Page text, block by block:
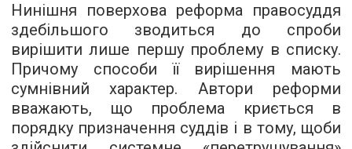
Нинішня поверхова реформа правосуддя
здебільшого зводиться до спроби
вирішити лише першу проблему в списку.
Причому способи її вирішення мають
сумнівний характер. Автори реформи
вважають, що проблема криється в
порядку призначення суддів і в тому, щоби